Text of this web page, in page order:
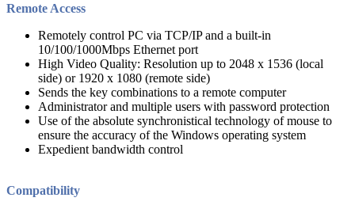
Remote Access
Remotely control PC via TCP/IP and a built-in
10/100/1000Mbps Ethernet port
High Video Quality: Resolution up to 2048 x 1536 (local
side) or 1920 x 1080 (remote side)
Sends the key combinations to a remote computer
Administrator and multiple users with password protection
Use of the absolute synchronistical technology of mouse to
ensure the accuracy of the Windows operating system
Expedient bandwidth control
Compatibility